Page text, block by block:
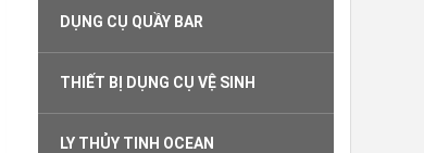
DỤNG CỤ QUẦY BAR
THIẾT BỊ DỤNG CỤ VỆ SINH
LY THỦY TINH OCEAN